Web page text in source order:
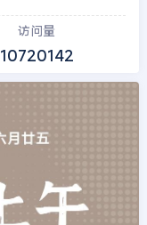
访问量
10720142